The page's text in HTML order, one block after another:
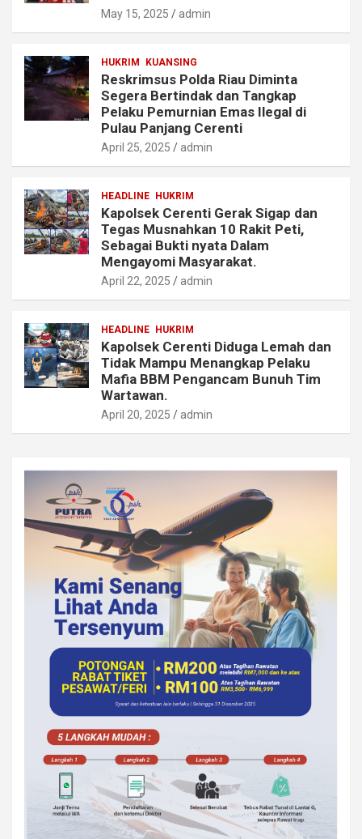
May 15, 2025 admin
HUKRIM KUANSING
Reskrimsus Polda Riau Diminta
Segera Bertindak dan Tangkap
Pelaku Pemurnian Emas Ilegal di
Pulau Panjang Cerenti
April 25, 2025 admin
HEADLINE HUKRIM
Kapolsek Cerenti Gerak Sigap dan
Tegas Musnahkan 10 Rakit Peti,
Sebagai Bukti nyata Dalam
Mengayomi Masyarakat.
April 22, 2025 admin
HEADLINE HUKRIM
Kapolsek Cerenti Diduga Lemah dan
Tidak Mampu Menangkap Pelaku
Mafia BBM Pengancam Bunuh Tim
Wartawan.
April 20, 2025 admin